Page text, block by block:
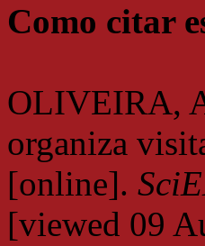
Como citar
OLIVEIRA,
organiza
[online].
[viewed 09